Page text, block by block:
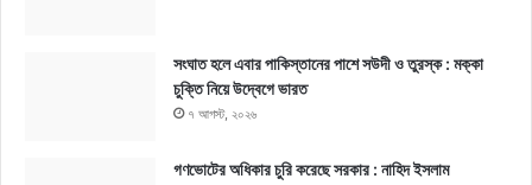
সংঘাত হলে এবার পাকিস্তানের পাশে সউদী ও তুরস্ক : মক্কা
চুক্তি নিয়ে উদ্বেগে ভারত
৭ আগস্ট, ২০২৬
গণভোটের অধিকার চুরি করেছে সরকার : নাহিদ ইসলাম